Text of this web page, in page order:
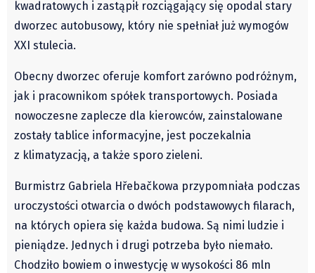
Podróże
Wywiady
Nauka
Młodzi
Przedszkola
Szkoły podstawowe
Studia
Klub Podróżnika ZA OKNEM
Sport
Czytelnicy piszą
kwadratowych i zastąpił rozciągający się opodal stary
dworzec autobusowy, który nie spełniał już wymogów
XXI stulecia.
Obecny dworzec oferuje komfort zarówno podróżnym,
jak i pracownikom spółek transportowych. Posiada
nowoczesne zaplecze dla kierowców, zainstalowane
zostały tablice informacyjne, jest poczekalnia
z klimatyzacją, a także sporo zieleni.
Burmistrz Gabriela Hřebačkowa przypomniała podczas
uroczystości otwarcia o dwóch podstawowych filarach,
na których opiera się każda budowa. Są nimi ludzie i
pieniądze. Jednych i drugi potrzeba było niemało.
Chodziło bowiem o inwestycję w wysokości 86 mln